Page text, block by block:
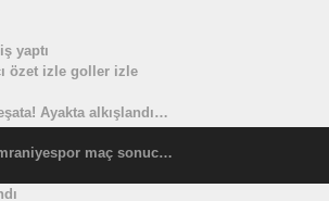
yaptı
özet izle goller izle
Ayakta alkışlandı…
Kocaelispor tek golle 3 puana ulaştı | Kocaelispor – Ümraniyespor maç sonucu: 1-0